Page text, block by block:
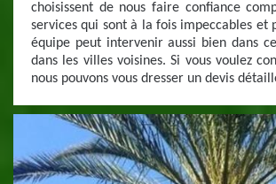
choisissent de nous faire confiance
services qui sont à la fois impeccables et
équipe peut intervenir aussi bien dans
dans les villes voisines. Si vous voulez
nous pouvons vous dresser un devis